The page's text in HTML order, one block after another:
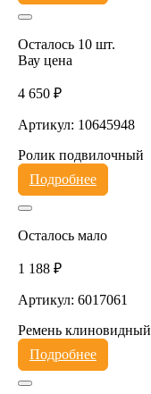
Осталось 10 шт.
Вау цена
4 650 ₽
Артикул: 10645948
Ролик подвилочный
Подробнее
Осталось мало
1 188 ₽
Артикул: 6017061
Ремень клиновидный
Подробнее